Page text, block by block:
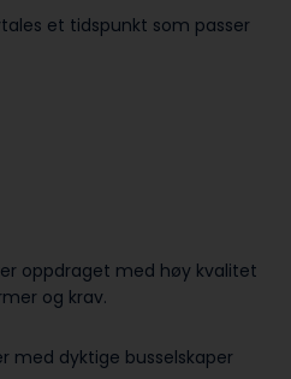
et tidspunkt som passer
oppdraget med høy kvalitet
og krav.
med dyktige busselskaper